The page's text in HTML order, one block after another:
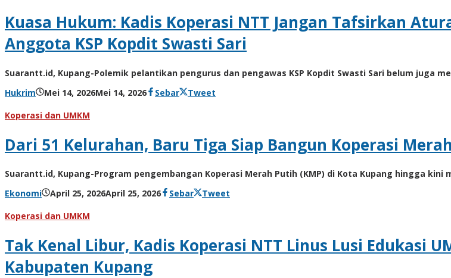
Kuasa Hukum: Kadis Koperasi NTT Jangan Tafsirkan
Anggota KSP Kopdit Swasti Sari
Suarantt.id, Kupang-Polemik pelantikan pengurus dan pengawas KSP Kopdit Swasti Sari belum juga
Hukrim
Mei 14, 2026Mei 14, 2026olehSebar
Tweet
Koperasi dan UMKM
Dari 51 Kelurahan, Baru Tiga Siap Bangun Koperasi
Suarantt.id, Kupang-Program pengembangan Koperasi Merah Putih (KMP) di Kota Kupang hingga
Ekonomi
April 25, 2026April 25, 2026olehSebar
Tweet
Koperasi dan UMKM
Tak Kenal Libur, Kadis Koperasi NTT Linus Lusi Edukasi
Kabupaten Kupang